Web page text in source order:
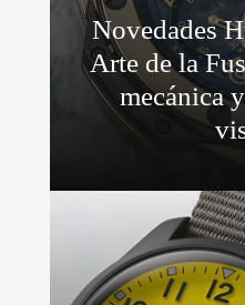
Novedades
Arte de la
mecánica